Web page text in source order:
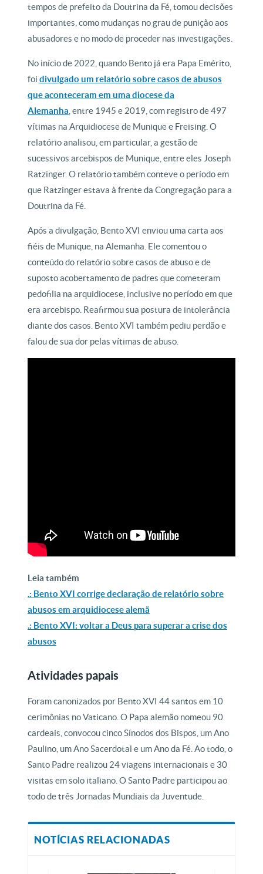
tempos de prefeito da Doutrina da Fé, tomou decisões
importantes, como mudanças no grau de punição aos
abusadores e no modo de proceder nas investigações.
No início de 2022, quando Bento já era Papa Emérito,
foidivulgado um relatório sobre casos de abusos
que aconteceram em uma diocese da
Alemanha , entre 1945 e 2019, com registro de 497
vítimas na Arquidiocese de Munique e Freising. O
relatório analisou, em particular, a gestão de
sucessivos arcebispos de Munique, entre eles Joseph
Ratzinger. O relatório também conteve o período em
que Ratzinger estava à frente da Congregação para a
Doutrina da Fé.
Após a divulgação, Bento XVI enviou uma carta aos
fiéis de Munique, na Alemanha. Ele comentou o
conteúdo do relatório sobre casos de abuso e de
suposto acobertamento de padres que cometeram
pedofilia na arquidiocese, inclusive no período em que
era arcebispo. Reafirmou sua postura de intolerância
diante dos casos. Bento XVI também pediu perdão e
falou de sua dor pelas vítimas de abuso.
Leia também
.: Bento XVI corrige declaração de relatório sobre
abusos em arquidiocese alemã
.: Bento XVI: voltar a Deus para superar a crise dos
abusos
Atividades papais
Foram canonizados por Bento XVI 44 santos em 10
cerimônias no Vaticano. O Papa alemão nomeou 90
cardeais, convocou cinco Sínodos dos Bispos, um Ano
Paulino, um Ano Sacerdotal e um Ano da Fé. Ao todo, o
Santo Padre realizou 24 viagens internacionais e 30
visitas em solo italiano. O Santo Padre participou ao
todo de três Jornadas Mundiais da Juventude.
NOTÍCIAS RELACIONADAS